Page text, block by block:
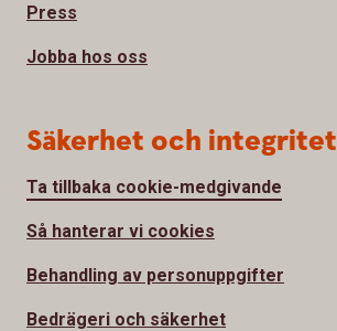
Press
Jobba hos oss
Säkerhet och integritet
Ta tillbaka cookie-medgivande
Så hanterar vi cookies
Behandling av personuppgifter
Bedrägeri och säkerhet